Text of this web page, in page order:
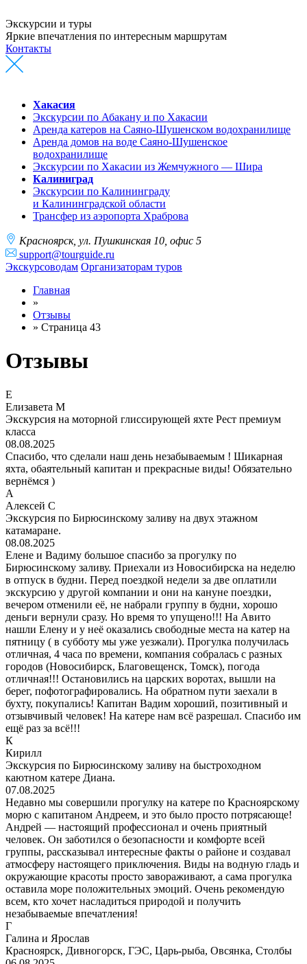
Экскурсии и туры
Яркие впечатления по интересным маршрутам
Контакты
Хакасия
Экскурсии по Абакану и по Хакасии
Аренда катеров на Саяно-Шушенском водохранилище
Аренда домов на воде Саяно-Шушенское
водохранилище
Экскурсии по Хакасии из Жемчужного — Шира
Калиниград
Экскурсии по Калининграду
и Калининградской области
Трансфер из аэропорта Храброва
Краcноярск, ул. Пушкинская 10, офис 5
support@tourguide.ru
Экскурсоводам Организаторам туров
Главная
»
Отзывы
» Страница 43
Отзывы
Е
Елизавета М
Экскурсия на моторной глиссирующей яхте Рест премиум
класса
08.08.2025
Спасибо, что сделали наш день незабываемым ! Шикарная
яхта, обаятельный капитан и прекрасные виды! Обязательно
вернёмся )
А
Алексей С
Экскурсия по Бирюсинскому заливу на двух этажном
катамаране.
08.08.2025
Елене и Вадиму большое спасибо за прогулку по
Бирюсинскому заливу. Приехали из Новосибирска на неделю
в отпуск в будни. Перед поездкой недели за две оплатили
экскурсию у другой компании и они на кануне поездки,
вечером отменили её, не набрали группу в будни, хорошо
деньги вернули сразу. Но время то упущено!!! На Авито
нашли Елену и у неё оказались свободные места на катер на
пятницу ( в субботу мы уже уезжали). Прогулка получилась
отличная, 4 часа по времени, компания собралась с разных
городов (Новосибирск, Благовещенск, Томск), погода
отличная!!! Остановились на царских воротах, вышли на
берег, пофотографировались. На обратном пути заехали в
бухту, покупались! Капитан Вадим хороший, позитивный и
отзывчивый человек! На катере нам всё разрешал. Спасибо им
ещё раз за всё!!!
К
Кирилл
Экскурсия по Бирюсинскому заливу на быстроходном
каютном катере Диана.
07.08.2025
Недавно мы совершили прогулку на катере по Красноярскому
морю с капитаном Андреем, и это было просто потрясающе!
Андрей — настоящий профессионал и очень приятный
человек. Он заботился о безопасности и комфорте всей
группы, рассказывал интересные факты о районе и создавал
атмосферу настоящего приключения. Виды на водную гладь и
окружающие красоты просто завораживают, а сама прогулка
оставила море положительных эмоций. Очень рекомендую
всем, кто хочет насладиться природой и получить
незабываемые впечатления!
Г
Галина и Ярослав
Красноярск, Дивногорск, ГЭС, Царь-рыба, Овсянка, Столбы